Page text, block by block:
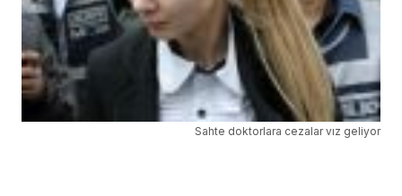
Sahte doktorlara cezalar vız geliyor